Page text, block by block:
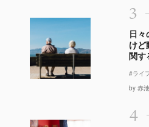
3
日
けど
関す
#ライ
by 赤
4